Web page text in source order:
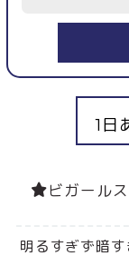
1日
ビガール
明るすぎず暗